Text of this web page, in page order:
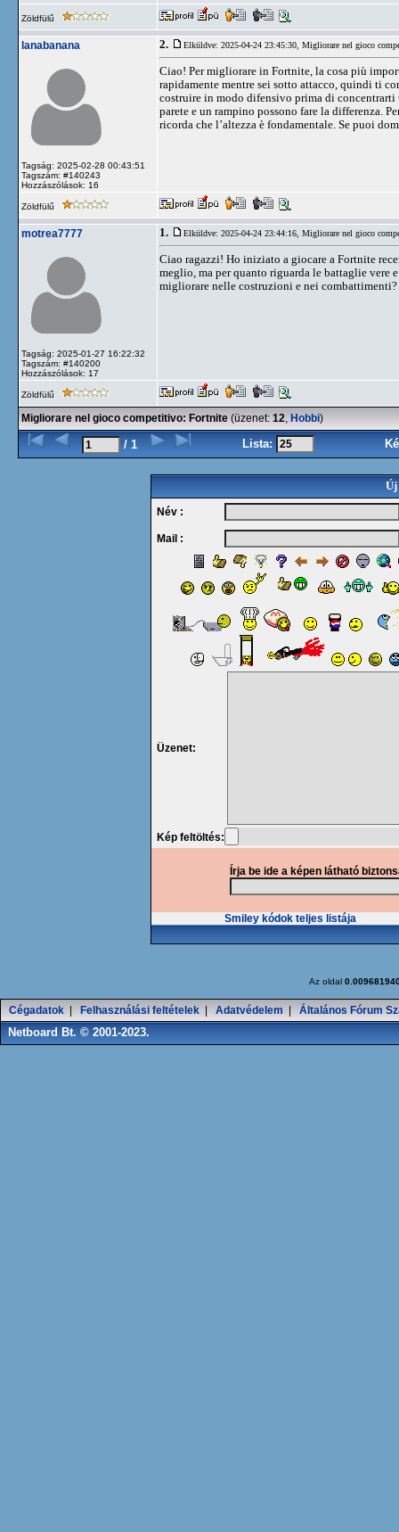
Zöldfülű
lanabanana
Tagság: 2025-02-28 00:43:51
Tagszám: #140243
Hozzászólások: 16
2. Elküldve: 2025-04-24 23:45:30, Migliorare nel gioco
Ciao! Per migliorare in Fortnite, la cosa più
rapidamente mentre sei sotto attacco, quindi ti
costruire in modo difensivo prima di concentrarti
parete e un rampino possono fare la differenza.
ricorda che l’altezza è fondamentale. Se puoi
Zöldfülű
motrea7777
Tagság: 2025-01-27 16:22:32
Tagszám: #140200
Hozzászólások: 17
1. Elküldve: 2025-04-24 23:44:16, Migliorare nel gioco
Ciao ragazzi! Ho iniziato a giocare a Fortnite
meglio, ma per quanto riguarda le battaglie vere
migliorare nelle costruzioni e nei
Zöldfülű
Migliorare nel gioco competitivo: Fortnite (üzenet: 12, Hobbi)
/ 1 Lista:
Új
Név :
Mail :
Üzenet:
Kép feltöltés:
Írja be ide a képen látható
Smiley kódok teljes listája
Az oldal
Cégadatok Felhasználási feltételek Adatvédelem Általános Fórum
Netboard Bt. © 2001-2023.